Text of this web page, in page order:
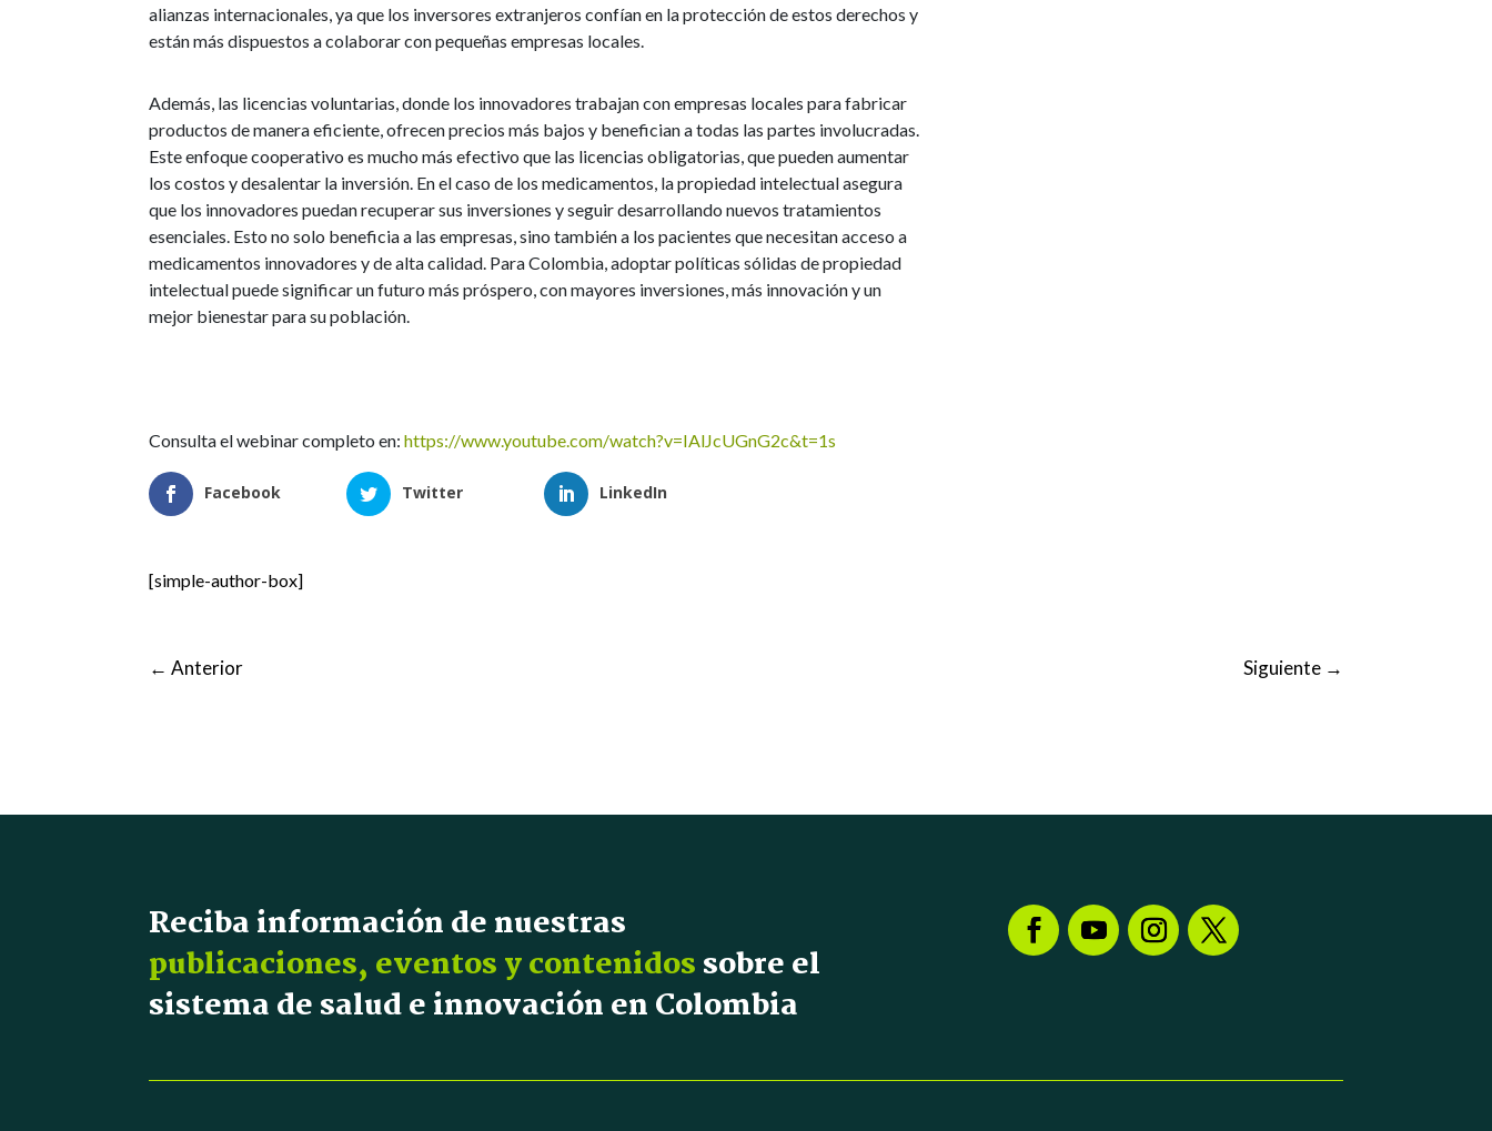
alianzas internacionales, ya que los inversores extranjeros confían en la protección de estos derechos y
están más dispuestos a colaborar con pequeñas empresas locales.
Además, las licencias voluntarias, donde los innovadores trabajan con empresas locales para fabricar
productos de manera eficiente, ofrecen precios más bajos y benefician a todas las partes involucradas.
Este enfoque cooperativo es mucho más efectivo que las licencias obligatorias, que pueden aumentar
los costos y desalentar la inversión. En el caso de los medicamentos, la propiedad intelectual asegura
que los innovadores puedan recuperar sus inversiones y seguir desarrollando nuevos tratamientos
esenciales. Esto no solo beneficia a las empresas, sino también a los pacientes que necesitan acceso a
medicamentos innovadores y de alta calidad. Para Colombia, adoptar políticas sólidas de propiedad
intelectual puede significar un futuro más próspero, con mayores inversiones, más innovación y un
mejor bienestar para su población.
Consulta el webinar completo en:https://www.youtube.com/watch?v=IAlJcUGnG2c&t=1s
Facebook Twitter LinkedIn
[simple-author-box]
←Anterior Siguiente→
Reciba información de nuestras
publicaciones, eventos y contenidossobre el
sistema de salud e innovación en Colombia